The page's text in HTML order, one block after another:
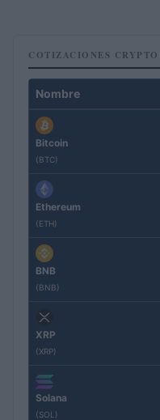
COTIZACIONES CRYPTO
Nombre
Bitcoin
(BTC)
Ethereum
(ETH)
BNB
(BNB)
XRP
(XRP)
Solana
(SOL)